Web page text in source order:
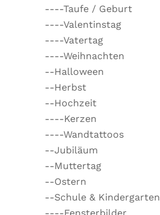
----Taufe / Geburt
----Valentinstag
----Vatertag
----Weihnachten
--Halloween
--Herbst
--Hochzeit
----Kerzen
----Wandtattoos
--Jubiläum
--Muttertag
--Ostern
--Schule & Kindergarten